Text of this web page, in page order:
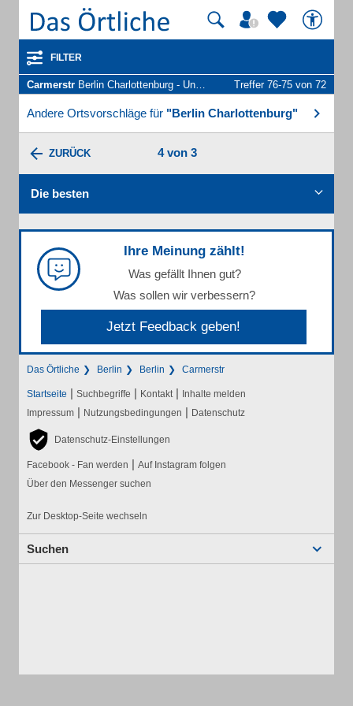
FILTER
Carmerstr Berlin Charlottenburg - Unternehmen und Personen Treffer 76-75 von 72
Andere Ortsvorschläge für "Berlin Charlottenburg"
ZURÜCK 4 von 3
Die besten
Ihre Meinung zählt!
Was gefällt Ihnen gut?
Was sollen wir verbessern?
Jetzt Feedback geben!
Das Örtliche Berlin Berlin Carmerstr
Startseite | Suchbegriffe | Kontakt | Inhalte melden
Impressum | Nutzungsbedingungen | Datenschutz
Datenschutz-Einstellungen
Facebook - Fan werden | Auf Instagram folgen
Über den Messenger suchen
Zur Desktop-Seite wechseln
Suchen